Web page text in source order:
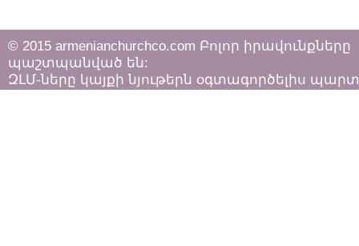
© 2015 armenianchurchco.com Բոլոր իրավունքները
պաշտպանված են:
ԶԼՄ-ները կայքի նյութերն օգտագործելիս